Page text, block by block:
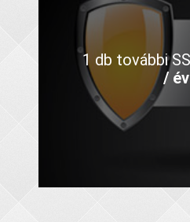
1 db további
/ év